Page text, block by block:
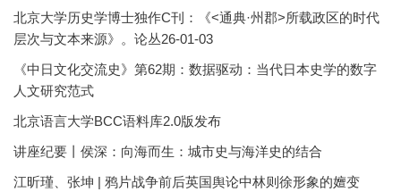
北京大学历史学博士独作C刊：《<通典·州郡>所载政区的时代
层次与文本来源》。论丛26-01-03
《中日文化交流史》第62期：数据驱动：当代日本史学的数字
人文研究范式
北京语言大学BCC语料库2.0版发布
讲座纪要丨侯深：向海而生：城市史与海洋史的结合
江昕瑾、张坤 | 鸦片战争前后英国舆论中林则徐形象的嬗变